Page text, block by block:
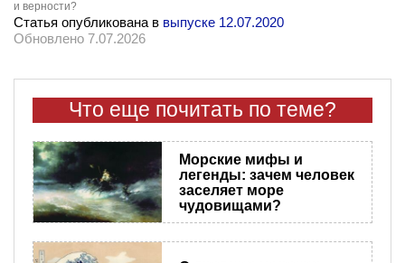
и верности?
Статья опубликована в выпуске 12.07.2020
Обновлено 7.07.2026
Что еще почитать по теме?
Морские мифы и
легенды: зачем человек
заселяет море
чудовищами?